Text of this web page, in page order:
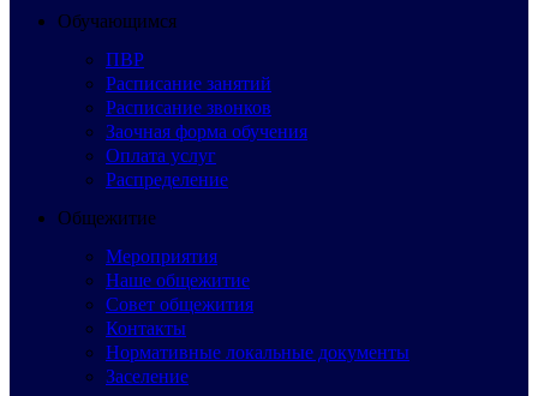
Обучающимся
ПВР
Расписание занятий
Расписание звонков
Заочная форма обучения
Оплата услуг
Распределение
Общежитие
Мероприятия
Наше общежитие
Совет общежития
Контакты
Нормативные локальные документы
Заселение